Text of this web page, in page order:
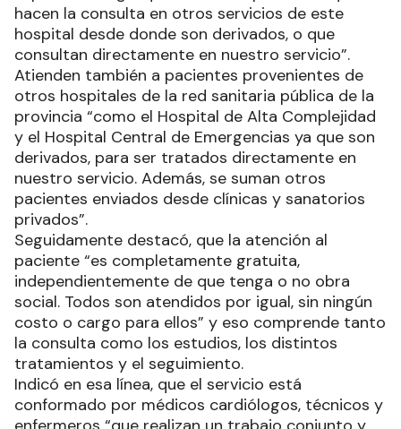
hacen la consulta en otros servicios de este
hospital desde donde son derivados, o que
consultan directamente en nuestro servicio”.
Atienden también a pacientes provenientes de
otros hospitales de la red sanitaria pública de la
provincia “como el Hospital de Alta Complejidad
y el Hospital Central de Emergencias ya que son
derivados, para ser tratados directamente en
nuestro servicio. Además, se suman otros
pacientes enviados desde clínicas y sanatorios
privados”.
Seguidamente destacó, que la atención al
paciente “es completamente gratuita,
independientemente de que tenga o no obra
social. Todos son atendidos por igual, sin ningún
costo o cargo para ellos” y eso comprende tanto
la consulta como los estudios, los distintos
tratamientos y el seguimiento.
Indicó en esa línea, que el servicio está
conformado por médicos cardiólogos, técnicos y